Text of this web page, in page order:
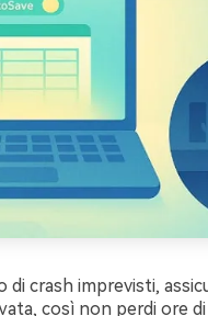
di crash imprevisti,
così non perdi ore di